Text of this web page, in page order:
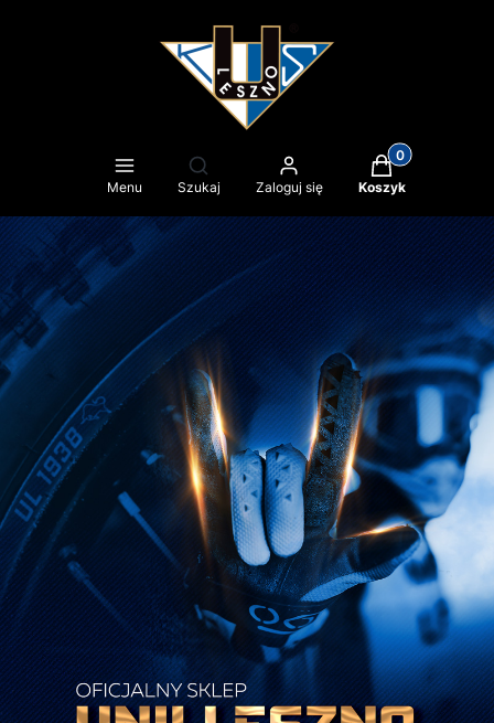
Menu
Otwórz wyszukiwarkę
Szukaj Zaloguj się
Produkty w
Koszyk